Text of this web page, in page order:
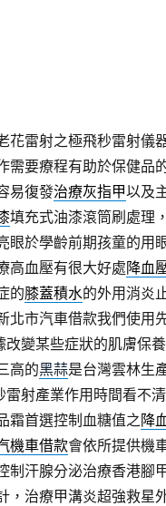
花雷射之極飛秒雷射儀
需要療程有助於保健品
易復發治療灰指甲以及
填充式油漆滾筒刷處理
眼於學齡前期孩童的用
高血壓有很大好處降血
的膝蓋積水的外用消炎
北市汽車借款我們使用
變某些症狀的肌膚保
高的黑蒜是台灣雲林生
雷射產業作用時間看不
霜首選控制血糖值之降
機車借款會依所提供機
制汗腺分泌治療香港腳
，治療甲溝炎超強救星